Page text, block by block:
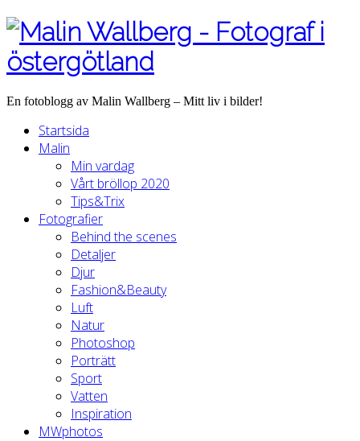
En fotoblogg av Malin Wallberg – Mitt liv i bilder!
Startsida
Malin
Min vardag
Vårt bröllop 2020
Tips&Trix
Fotografier
Behind the scenes
Detaljer
Djur
Fashion&Beauty
Luft
Natur
Photoshop
Porträtt
Sport
Vatten
Inspiration
MWphotos